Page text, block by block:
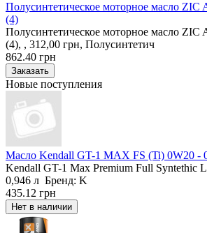
Полусинтетическое моторное масло ZIC
(4)
Полусинтетическое моторное масло ZIC
(4), , 312,00 грн, Полусинтетич
862.40 грн
Новые поступления
Масло Kendall GT-1 MAX FS (Ti) 0W20 -
Kendall GT-1 Max Premium Full Syntethic
0,946 л Бренд: K
435.12 грн